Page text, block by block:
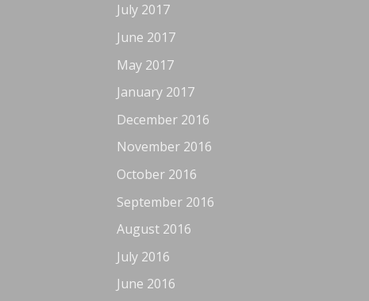
July 2017
June 2017
May 2017
January 2017
December 2016
November 2016
October 2016
September 2016
August 2016
July 2016
June 2016